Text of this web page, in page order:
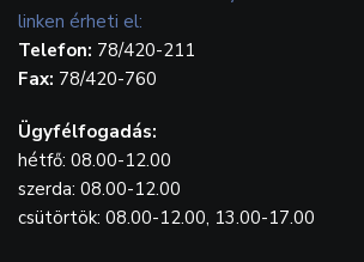
linken érheti el:
Telefon: 78/420-211
Fax: 78/420-760
Ügyfélfogadás:
hétfő: 08.00-12.00
szerda: 08.00-12.00
csütörtök: 08.00-12.00, 13.00-17.00